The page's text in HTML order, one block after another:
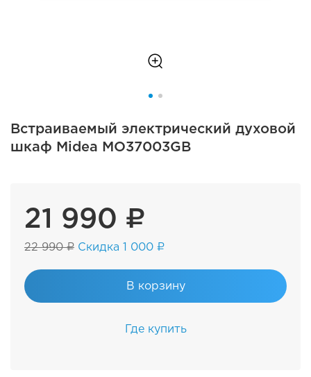
Встраиваемый электрический духовой
шкаф Midea MO37003GB
21 990 ₽
22 990 ₽ Скидка 1 000 ₽
В корзину
Где купить